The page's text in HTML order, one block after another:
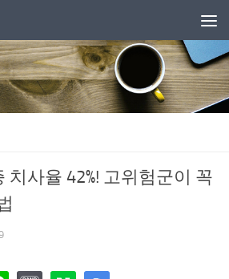
치사율 42%! 고위험군이 꼭